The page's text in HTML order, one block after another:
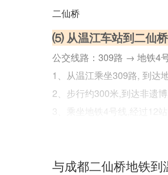
二仙桥
⑸ 从温江车站到二仙
公交线路：309路 → 地铁4
1、从温江乘坐309路, 到达
2、步行约300米,到达非遗
3、乘坐地铁4号线,经过12站
6、步行约620米,到达二仙
与成都二仙桥地铁